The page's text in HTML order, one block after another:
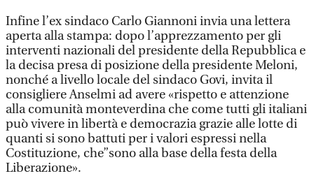
Infine l’ex sindaco Carlo Giannoni invia una lettera
aperta alla stampa: dopo l’apprezzamento per gli
interventi nazionali del presidente della Repubblica e
la decisa presa di posizione della presidente Meloni,
nonché a livello locale del sindaco Govi, invita il
consigliere Anselmi ad avere «rispetto e attenzione
alla comunità monteverdina che come tutti gli italiani
può vivere in libertà e democrazia grazie alle lotte di
quanti si sono battuti per i valori espressi nella
Costituzione, che”sono alla base della festa della
Liberazione».